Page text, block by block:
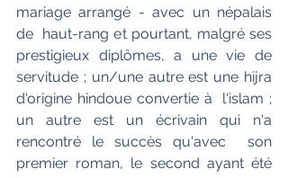
mariage arrangé - avec un népalais
de  haut-rang et pourtant, malgré ses
prestigieux diplômes, a une vie de
servitude ; un/une autre est une hijra
d'origine hindoue convertie à  l'islam ;
un autre est un écrivain qui n'a
rencontré le succès qu'avec  son
premier roman, le second ayant été